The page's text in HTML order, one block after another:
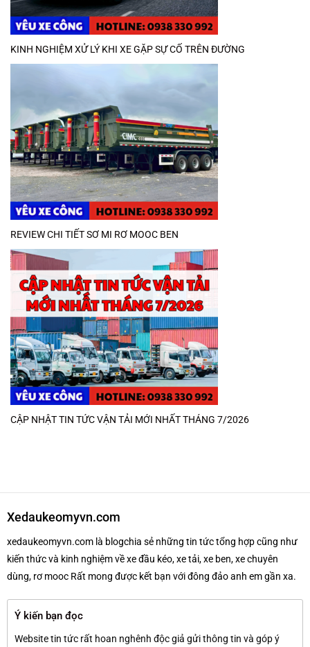
KINH NGHIỆM XỬ LÝ KHI XE GẶP SỰ CỐ TRÊN ĐƯỜNG
REVIEW CHI TIẾT SƠ MI RƠ MOOC BEN
CẬP NHẬT TIN TỨC VẬN TẢI MỚI NHẤT THÁNG 7/2026
Xedaukeomyvn.com
xedaukeomyvn.com là blogchia sẻ những tin tức tổng hợp cũng như
kiến thức và kinh nghiệm về xe đầu kéo, xe tải, xe ben, xe chuyên
dùng, rơ mooc Rất mong được kết bạn với đông đảo anh em gần xa.
Ý kiến bạn đọc
Website tin tức rất hoan nghênh độc giả gửi thông tin và góp ý